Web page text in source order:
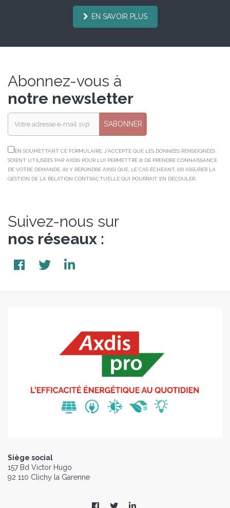
EN SAVOIR PLUS
Abonnez-vous à
notre newsletter
S’ABONNER
EN SOUMETTANT CE FORMULAIRE, J'ACCEPTE QUE LES DONNÉES RENSEIGNÉES
SOIENT UTILISÉES PAR AXDIS POUR LUI PERMETTRE (I) DE PRENDRE CONNAISSANCE
DE VOTRE DEMANDE, (II) Y RÉPONDRE AINSI QUE, LE CAS ÉCHÉANT, (III) ASSURER LA
GESTION DE LA RELATION CONTRACTUELLE QUI POURRAIT EN DÉCOULER.
Suivez-nous sur
nos réseaux :
Siège social
157 Bd Victor Hugo
92 110 Clichy la Garenne